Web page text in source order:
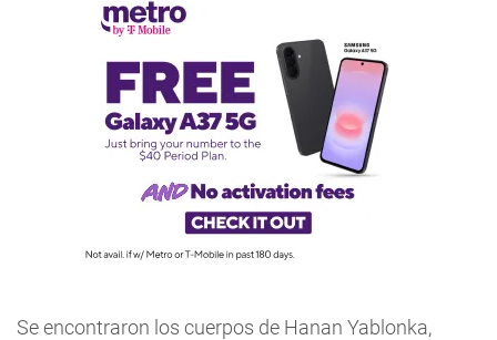
Se encontraron los cuerpos de Hanan Yablonka,